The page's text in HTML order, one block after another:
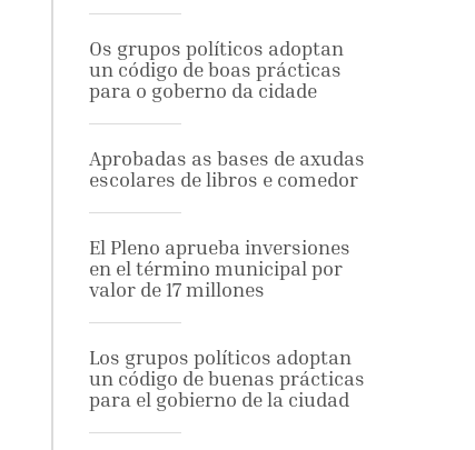
Os grupos políticos adoptan
un código de boas prácticas
para o goberno da cidade
Aprobadas as bases de axudas
escolares de libros e comedor
El Pleno aprueba inversiones
en el término municipal por
valor de 17 millones
Los grupos políticos adoptan
un código de buenas prácticas
para el gobierno de la ciudad